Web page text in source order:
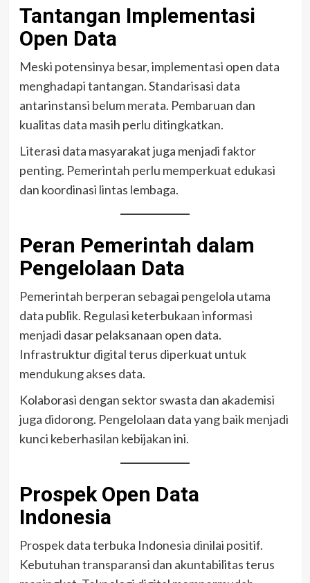
Tantangan Implementasi
Open Data
Meski potensinya besar, implementasi open data
menghadapi tantangan. Standarisasi data
antarinstansi belum merata. Pembaruan dan
kualitas data masih perlu ditingkatkan.
Literasi data masyarakat juga menjadi faktor
penting. Pemerintah perlu memperkuat edukasi
dan koordinasi lintas lembaga.
Peran Pemerintah dalam
Pengelolaan Data
Pemerintah berperan sebagai pengelola utama
data publik. Regulasi keterbukaan informasi
menjadi dasar pelaksanaan open data.
Infrastruktur digital terus diperkuat untuk
mendukung akses data.
Kolaborasi dengan sektor swasta dan akademisi
juga didorong. Pengelolaan data yang baik menjadi
kunci keberhasilan kebijakan ini.
Prospek Open Data
Indonesia
Prospek data terbuka Indonesia dinilai positif.
Kebutuhan transparansi dan akuntabilitas terus